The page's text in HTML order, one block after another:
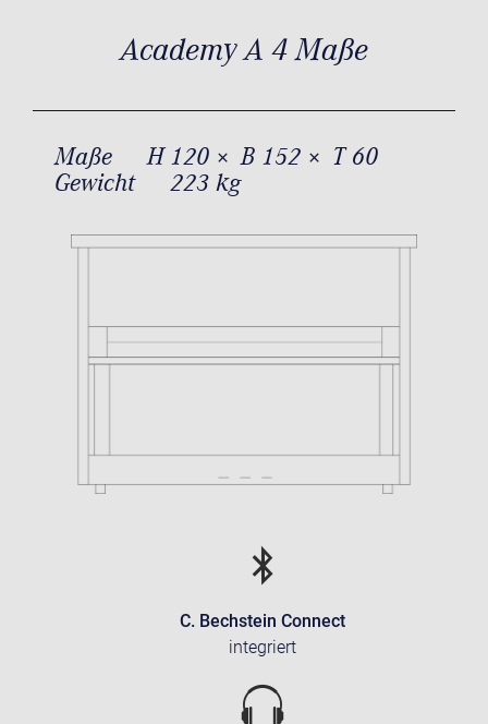
Academy A 4 Maße
Maße
H 120 × B 152 × T 60
Gewicht
223 kg
C. Bechstein Connect
integriert